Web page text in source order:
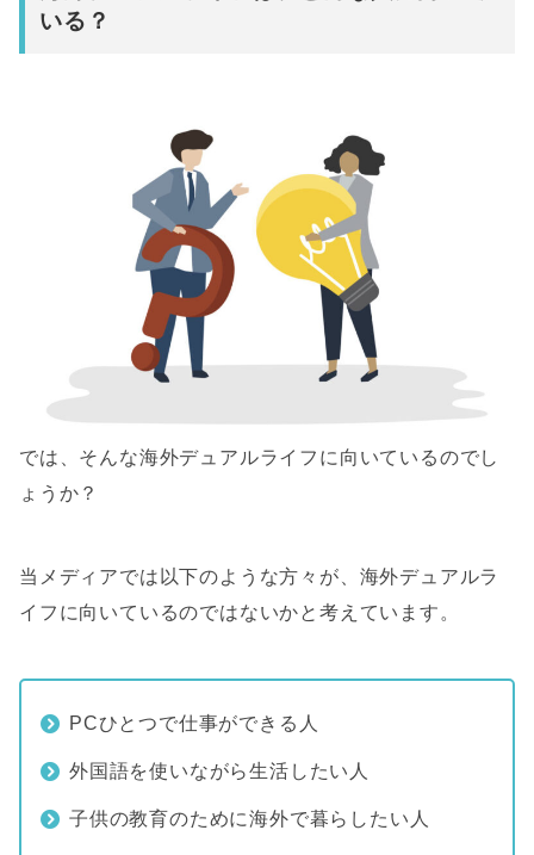
いる？
では、そんな海外デュアルライフに向いているのでし
ょうか？
当メディアでは以下のような方々が、海外デュアルラ
イフに向いているのではないかと考えています。
PCひとつで仕事ができる人
外国語を使いながら生活したい人
子供の教育のために海外で暮らしたい人